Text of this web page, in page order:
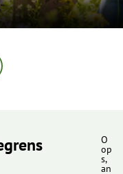
O
op
s,
an